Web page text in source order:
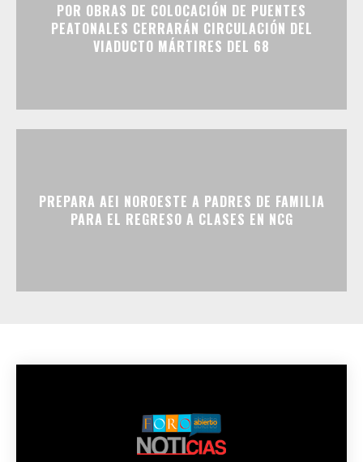
POR OBRAS DE COLOCACIÓN DE PUENTES
PEATONALES CERRARÁN CIRCULACIÓN DEL
VIADUCTO MÁRTIRES DEL 68
PREPARA AEI NOROESTE A PADRES DE FAMILIA
PARA EL REGRESO A CLASES EN NCG